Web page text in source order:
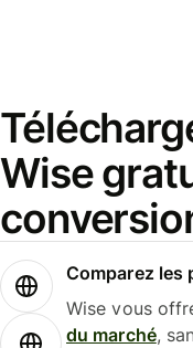
Wise
Comparez les
Wise vous
du marché,